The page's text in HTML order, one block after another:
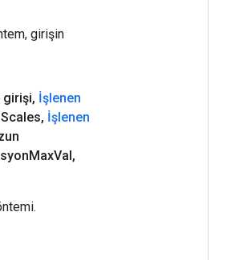
girişin
girişi, İşlenen
, İşlenen
MaxVal,